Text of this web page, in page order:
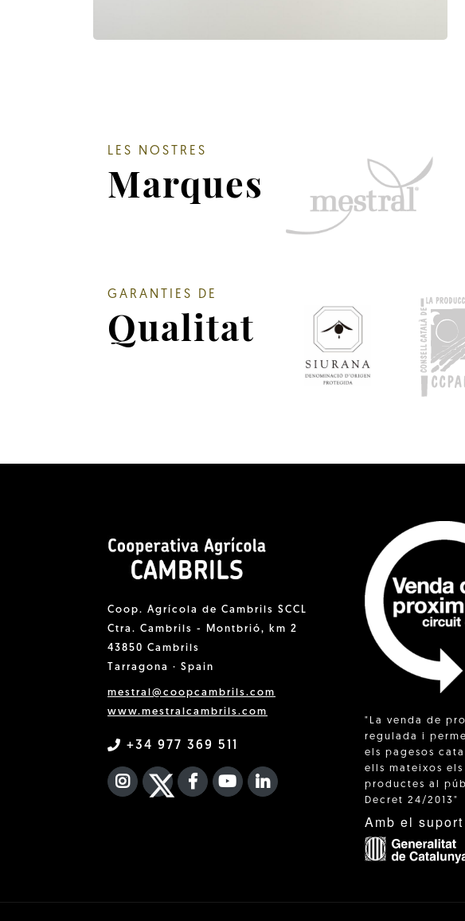
LES NOSTRES
Marques
GARANTIES DE
Qualitat
Coop. Agrícola de Cambrils SCCL
Ctra. Cambrils - Montbrió, km 2
43850 Cambrils
Tarragona · Spain
mestral@coopcambrils.com
www.mestralcambrils.com
+34 977 369 511
INSTAGRAM
TWITTER
FACEBOOK F
YOUTUBEFA LINKEDIN IN
"La venda de
regulada i
els pagesos
ells mateixos els
productes al
Decret 24/2013"
Amb el